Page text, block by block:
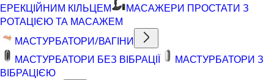
ЕРЕКЦІЙНИМ КІЛЬЦЕМ
МАСАЖЕРИ ПРОСТАТИ З
РОТАЦІЄЮ ТА МАСАЖЕМ
МАСТУРБАТОРИ/ВАГІНИ
МАСТУРБАТОРИ БЕЗ ВІБРАЦІЇ
МАСТУРБАТОРИ З
ВІБРАЦІЄЮ